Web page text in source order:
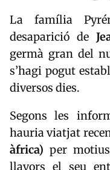
La família
desaparició de
germà gran del
s’hagi pogut
diversos dies.
Segons les
hauria viatjat
àfrica) per
llavors el seu